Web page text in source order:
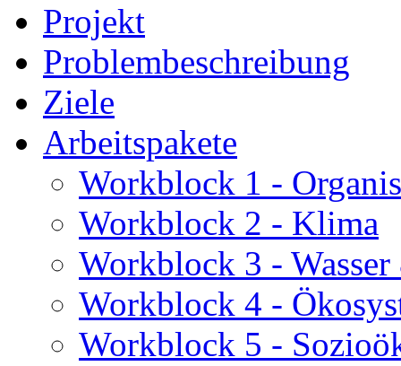
Projekt
Problembeschreibung
Ziele
Arbeitspakete
Workblock 1 -
Workblock 2 - Klima
Workblock 3 -
Workblock 4 -
Workblock 5 -